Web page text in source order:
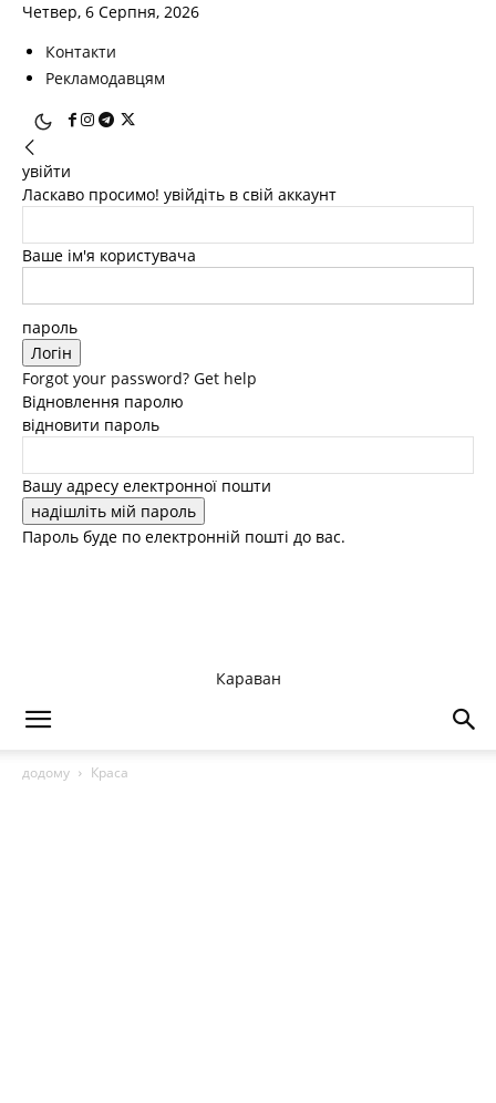
Четвер, 6 Серпня, 2026
Контакти
Рекламодавцям
увійти
Ласкаво просимо! увійдіть в свій аккаунт
Ваше ім'я користувача
пароль
Forgot your password? Get help
Відновлення паролю
відновити пароль
Вашу адресу електронної пошти
Пароль буде по електронній пошті до вас.
Караван
додому Краса